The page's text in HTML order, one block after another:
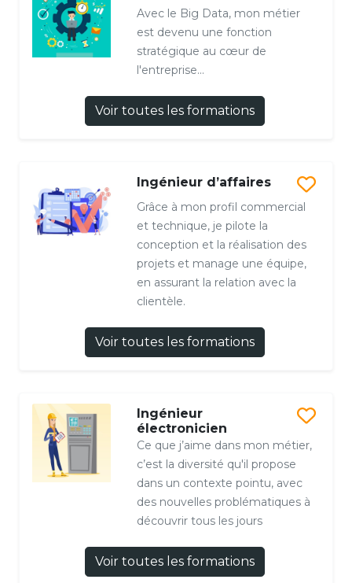
Avec le Big Data, mon métier
est devenu une fonction
stratégique au cœur de
l'entreprise...
Voir toutes les formations
Ingénieur d’affaires
Grâce à mon profil commercial
et technique, je pilote la
conception et la réalisation des
projets et manage une équipe,
en assurant la relation avec la
clientèle.
Voir toutes les formations
Ingénieur
électronicien
Ce que j’aime dans mon métier,
c’est la diversité qu'il propose
dans un contexte pointu, avec
des nouvelles problématiques à
découvrir tous les jours
Voir toutes les formations